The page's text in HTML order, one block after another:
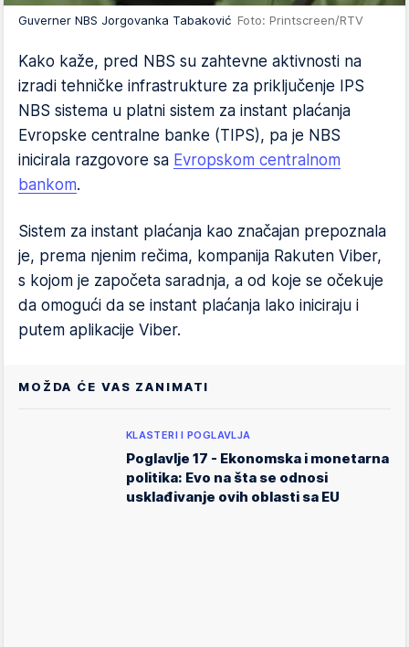
Guverner NBS Jorgovanka Tabaković Foto: Printscreen/RTV
Kako kaže, pred NBS su zahtevne aktivnosti na
izradi tehničke infrastrukture za priključenje IPS
NBS sistema u platni sistem za instant plaćanja
Evropske centralne banke (TIPS), pa je NBS
inicirala razgovore sa Evropskom centralnom
bankom.
Sistem za instant plaćanja kao značajan prepoznala
je, prema njenim rečima, kompanija Rakuten Viber,
s kojom je započeta saradnja, a od koje se očekuje
da omogući da se instant plaćanja lako iniciraju i
putem aplikacije Viber.
MOŽDA ĆE VAS ZANIMATI
KLASTERI I POGLAVLJA
Poglavlje 17 - Ekonomska i monetarna
politika: Evo na šta se odnosi
usklađivanje ovih oblasti sa EU